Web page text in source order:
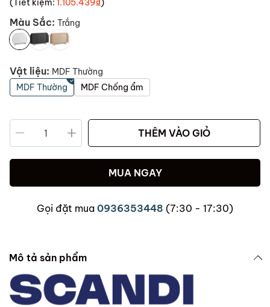
(Tiết kiệm: 1.105.439₫)
Màu Sắc: Trắng
Vật liệu: MDF Thường
MDF Thường
MDF Chống ẩm
THÊM VÀO GIỎ
MUA NGAY
Gọi đặt mua 0936353448 (7:30 - 17:30)
Mô tả sản phẩm